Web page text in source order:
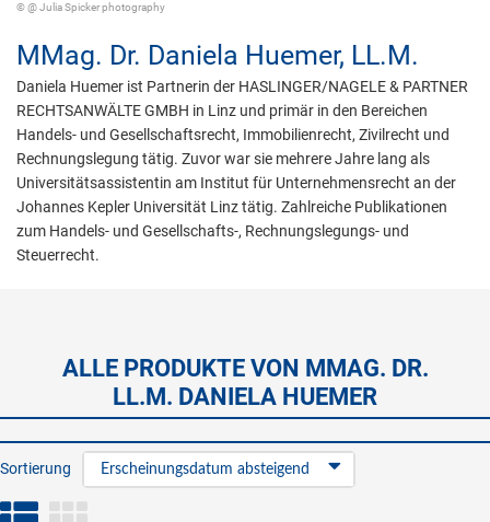
© @ Julia Spicker photography
MMag. Dr. Daniela Huemer, LL.M.
Daniela Huemer ist Partnerin der HASLINGER/NAGELE & PARTNER
RECHTSANWÄLTE GMBH in Linz und primär in den Bereichen
Handels- und Gesellschaftsrecht, Immobilienrecht, Zivilrecht und
Rechnungslegung tätig. Zuvor war sie mehrere Jahre lang als
Universitätsassistentin am Institut für Unternehmensrecht an der
Johannes Kepler Universität Linz tätig. Zahlreiche Publikationen
zum Handels- und Gesellschafts-, Rechnungslegungs- und
Steuerrecht.
ALLE PRODUKTE VON MMAG. DR.
LL.M. DANIELA HUEMER
Sortierung Erscheinungsdatum absteigend